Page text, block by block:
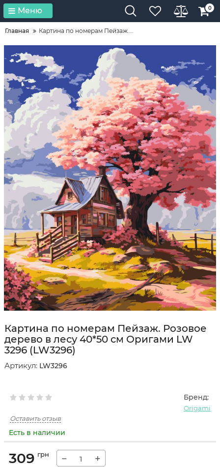
Меню 0
Главная Картина по номерам Пейзаж....
Картина по номерам Пейзаж. Розовое
дерево в лесу 40*50 см Оригами LW
3296 (LW3296)
Артикул: LW3296
Бренд:
Origami
Оставить отзыв
Есть в наличии
309 грн − +